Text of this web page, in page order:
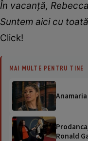
În vacanță,
Suntem aici cu
Click!
MAI MULTE PENTRU TINE
Ronald